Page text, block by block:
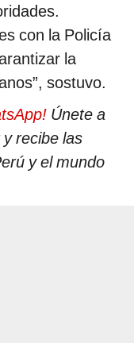
con la Policía
la
sostuvo.
Únete a
recibe las
y el mundo